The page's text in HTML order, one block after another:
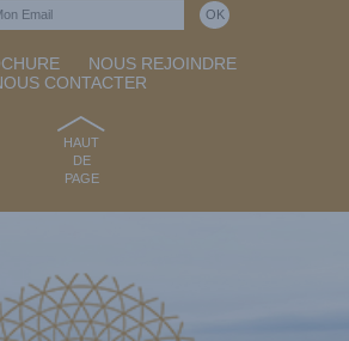
NOUS REJOINDRE
CONTACTER
HAUT
DE
PAGE